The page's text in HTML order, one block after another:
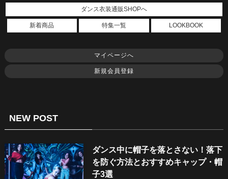
ダンス衣装通販SHOPへ
新着商品 特集一覧 LOOKBOOK
マイページへ
新規会員登録
NEW POST
ダンス中に帽子を落とさない！落下
を防ぐ方法とおすすめキャップ・帽
子3選